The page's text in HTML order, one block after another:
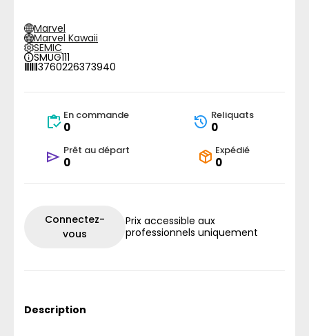
Marvel
Marvel Kawaii
SEMIC
SMUG111
3760226373940
En commande
0
Reliquats
0
Prêt au départ
0
Expédié
0
Connectez-
vous
Prix accessible aux
professionnels uniquement
Description